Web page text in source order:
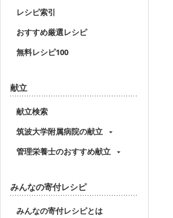
レシピ索引
おすすめ厳選レシピ
無料レシピ100
献立
献立検索
筑波大学附属病院の献立
管理栄養士のおすすめ献立
みんなの寄付レシピ
みんなの寄付レシピとは